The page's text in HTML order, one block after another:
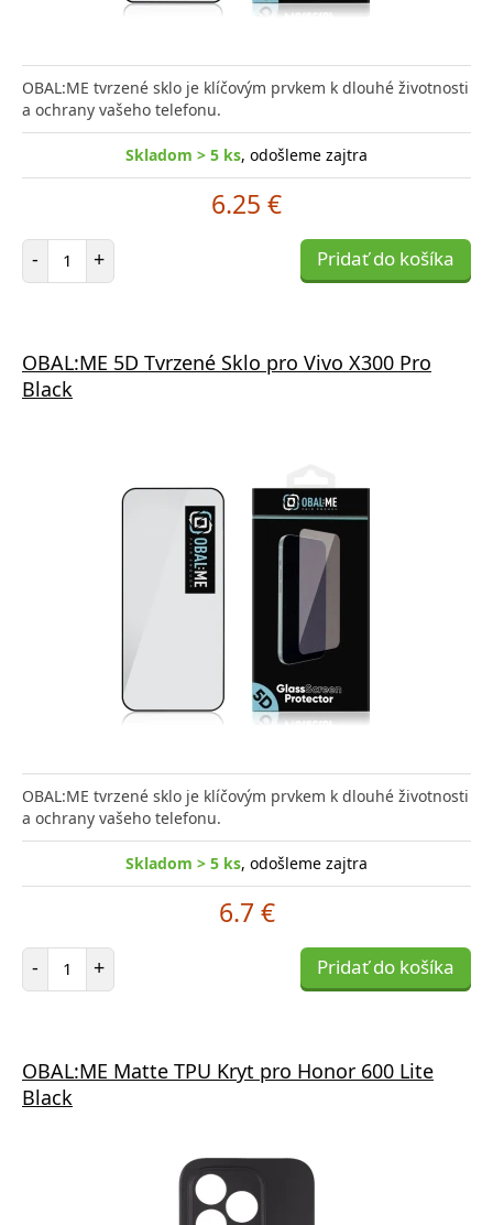
OBAL:ME tvrzené sklo je klíčovým prvkem k dlouhé životnosti
a ochrany vašeho telefonu.
Skladom > 5 ks, odošleme zajtra
6.25 €
- Počet položiek
+ Pridať do košíka
OBAL:ME 5D Tvrzené Sklo pro Vivo X300 Pro
Black
OBAL:ME tvrzené sklo je klíčovým prvkem k dlouhé životnosti
a ochrany vašeho telefonu.
Skladom > 5 ks, odošleme zajtra
6.7 €
- Počet položiek
+ Pridať do košíka
OBAL:ME Matte TPU Kryt pro Honor 600 Lite
Black